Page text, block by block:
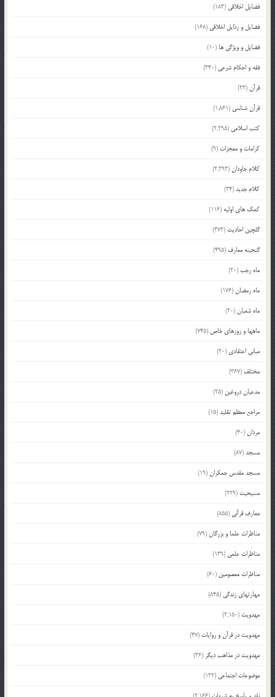
فضایل اخلاقی (183)
فضایل و رذایل اخلاقی (168)
فضایل و ویژگی ها (10)
فقه و احکام شرعی (340)
قرآن(23)
قرآن شناسی (1,861)
کتب اسلامی (2,295)
کرامات و معجزات (9)
کلام جاودان(2,293)
کلام جدید(34)
کمک های اولیه (116)
گلچین احادیث (372)
گنجینه معارف (495)
ماه رجب(20)
ماه رمضان(176)
ماه شعبان(20)
ماهها و روزهای خاص (745)
مبانی اعتقادی (20)
مختلف (367)
مدعیان دروغین (25)
مراجع معظم تقلید(15)
مردان(40)
مسجد(87)
مسجد مقدس جمکران(19)
مسیحیت (229)
معارف قرآنی (855)
مناظرات علما و بزرگان(79)
مناظرات علمی (139)
مناظرات معصومین (60)
مهارتهای زندگی (845)
مهدویت (2,150)
مهدویت در قرآن و روایات (47)
مهدویت در مذاهب دیگر (36)
موضوعات اجتماعی (122)